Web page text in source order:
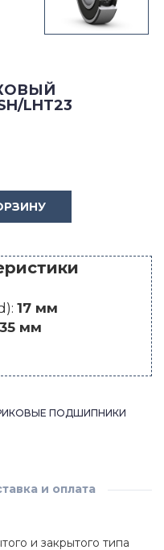
LHT23
17 мм
35 мм
ПОДШИПНИКИ
и оплата
и закрытого типа